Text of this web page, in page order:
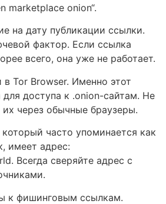
marketplace onion“.
на дату публикации ссылки.
фактор. Если ссылка
всего, она уже не работает.
Tor Browser. Именно этот
доступа к .onion-сайтам. Не
через обычные браузеры.
часто упоминается как
имеет адрес:
Всегда сверяйте адрес с
к фишинговым ссылкам.